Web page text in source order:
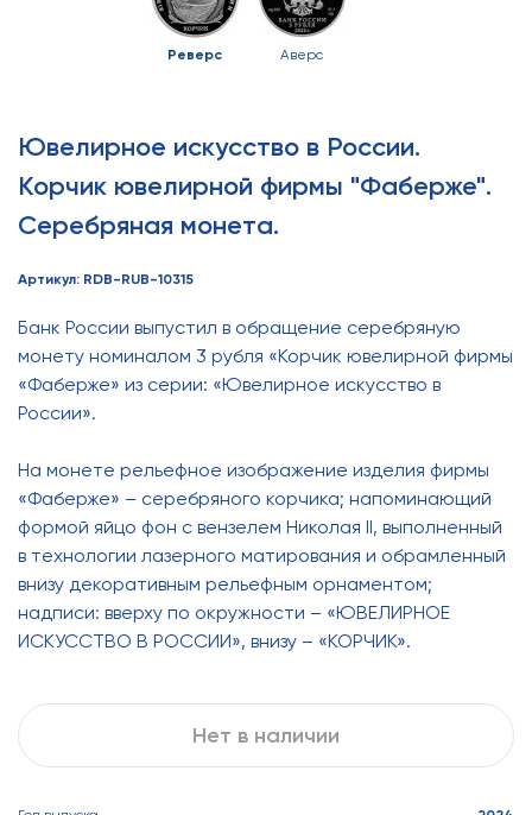
Реверс Аверс
Ювелирное искусство в России.
Корчик ювелирной фирмы "Фаберже".
Серебряная монета.
Артикул: RDB-RUB-10315
Банк России выпустил в обращение серебряную
монету номиналом 3 рубля «Корчик ювелирной фирмы
«Фаберже» из серии: «Ювелирное искусство в
России».
На монете рельефное изображение изделия фирмы
«Фаберже» – серебряного корчика; напоминающий
формой яйцо фон с вензелем Николая II, выполненный
в технологии лазерного матирования и обрамленный
внизу декоративным рельефным орнаментом;
надписи: вверху по окружности – «ЮВЕЛИРНОЕ
ИСКУССТВО В РОССИИ», внизу – «КОРЧИК».
Нет в наличии